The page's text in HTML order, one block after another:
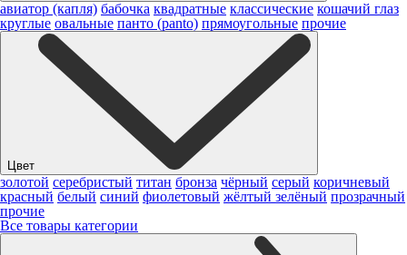
авиатор (капля) бабочка квадратные классические кошачий глаз
круглые овальные панто (panto) прямоугольные прочие
Цвет
золотой серебристый титан бронза чёрный серый коричневый
красный белый синий фиолетовый жёлтый зелёный прозрачный
прочие
Все товары категории